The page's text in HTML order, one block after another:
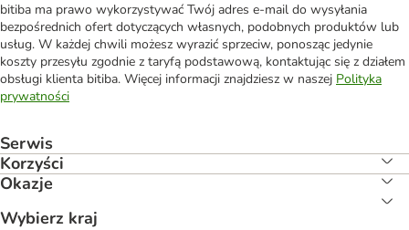
bitiba ma prawo wykorzystywać Twój adres e-mail do wysyłania
bezpośrednich ofert dotyczących własnych, podobnych produktów lub
usług. W każdej chwili możesz wyrazić sprzeciw, ponosząc jedynie
koszty przesyłu zgodnie z taryfą podstawową, kontaktując się z działem
obsługi klienta bitiba. Więcej informacji znajdziesz w naszej Polityka
prywatności
Serwis
Korzyści
Okazje
Wybierz kraj